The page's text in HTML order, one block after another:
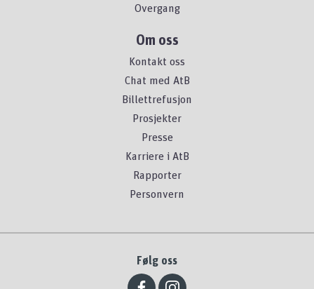
Overgang
Om oss
Kontakt oss
Chat med AtB
Billettrefusjon
Prosjekter
Presse
Karriere i AtB
Rapporter
Personvern
Følg oss